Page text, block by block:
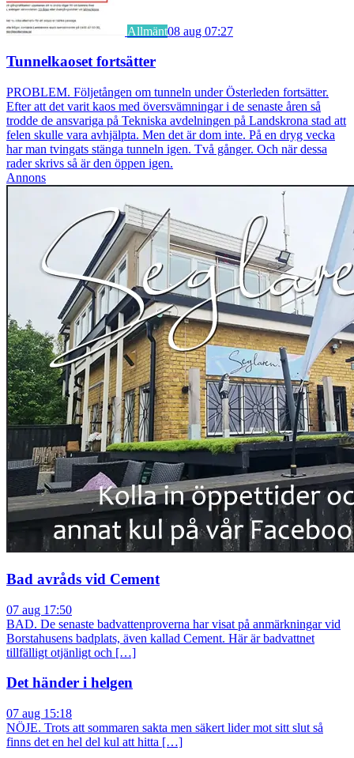
Allmänt08 aug 07:27
Tunnelkaoset fortsätter
PROBLEM. Följetången om tunneln under Österleden fortsätter.
Efter att det varit kaos med översvämningar i de senaste åren så
trodde de ansvariga på Tekniska avdelningen på Landskrona stad att
felen skulle vara avhjälpta. Men det är dom inte. På en dryg vecka
har man tvingats stänga tunneln igen. Två gånger. Och när dessa
rader skrivs så är den öppen igen.
Annons
Bad avråds vid Cement
07 aug 17:50
BAD. De senaste badvattenproverna har visat på anmärkningar vid
Borstahusens badplats, även kallad Cement. Här är badvattnet
tillfälligt otjänligt och […]
Det händer i helgen
07 aug 15:18
NÖJE. Trots att sommaren sakta men säkert lider mot sitt slut så
finns det en hel del kul att hitta […]